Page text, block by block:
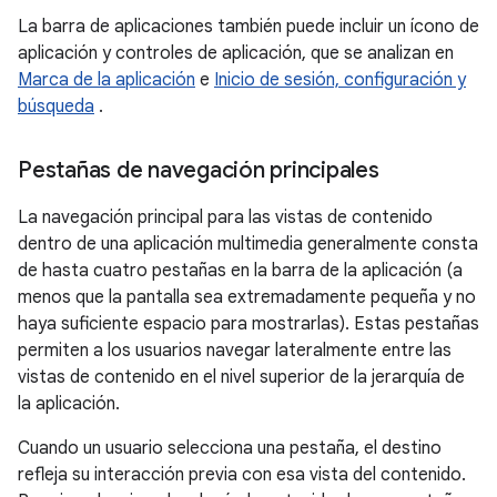
La barra de aplicaciones también puede incluir un ícono de
aplicación y controles de aplicación, que se analizan en
Marca de la aplicación e Inicio de sesión, configuración y
búsqueda .
Pestañas de navegación principales
La navegación principal para las vistas de contenido
dentro de una aplicación multimedia generalmente consta
de hasta cuatro pestañas en la barra de la aplicación (a
menos que la pantalla sea extremadamente pequeña y no
haya suficiente espacio para mostrarlas). Estas pestañas
permiten a los usuarios navegar lateralmente entre las
vistas de contenido en el nivel superior de la jerarquía de
la aplicación.
Cuando un usuario selecciona una pestaña, el destino
refleja su interacción previa con esa vista del contenido.